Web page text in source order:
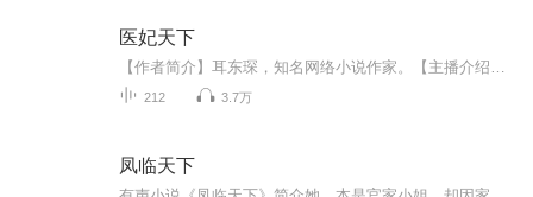
医妃天下
212 3.7万
凤临天下